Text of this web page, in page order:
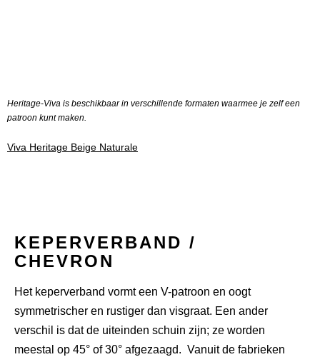
Heritage-Viva is beschikbaar in verschillende formaten waarmee je zelf een
patroon kunt maken.
Viva Heritage Beige Naturale
KEPERVERBAND /
CHEVRON
Het keperverband vormt een V-patroon en oogt
symmetrischer en rustiger dan visgraat. Een ander
verschil is dat de uiteinden schuin zijn; ze worden
meestal op 45° of 30° afgezaagd. Vanuit de fabrieken